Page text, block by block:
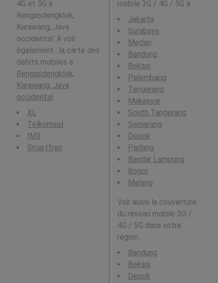
4G et 5G à
Rengasdengklok,
Karawang, Java
occidental. A voir
également : la carte des
débits mobiles à
Rengasdengklok,
Karawang, Java
occidental
XL
Telkomsel
IM3
Smartfren
mobile 3G / 4G / 5G à :
Jakarta
Surabaya
Medan
Bandung
Bekasi
Palembang
Tangerang
Makassar
South Tangerang
Semarang
Depok
Padang
Bandar Lampung
Bogor
Malang
Voir aussi la couverture
du réseau mobile 3G /
4G / 5G dans votre
région :
Bandung
Bekasi
Depok